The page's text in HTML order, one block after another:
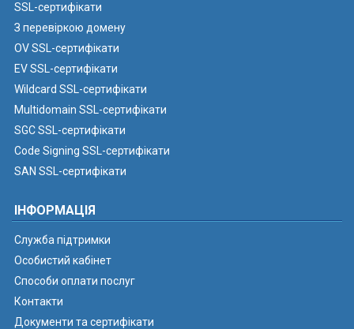
SSL-сертифікати
З перевіркою домену
OV SSL-сертифікати
EV SSL-сертифікати
Wildcard SSL-сертифікати
Multidomain SSL-сертифікати
SGC SSL-сертифікати
Code Signing SSL-сертифікати
SAN SSL-сертифікати
ІНФОРМАЦІЯ
Служба підтримки
Особистий кабінет
Способи оплати послуг
Контакти
Документи та сертифікати